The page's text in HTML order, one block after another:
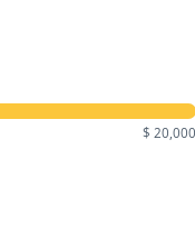
$ 20,000